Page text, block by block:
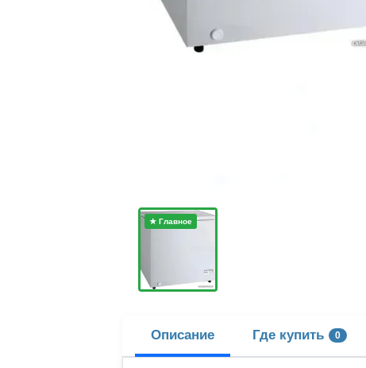
★ Главное
Описание Где купить 0